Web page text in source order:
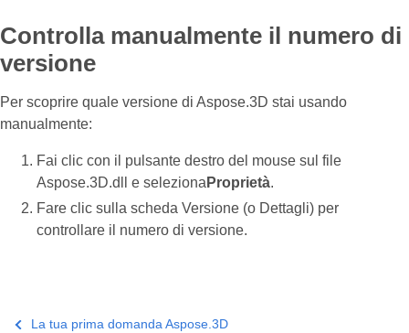
Controlla manualmente il numero di
versione
Per scoprire quale versione di Aspose.3D stai usando
manualmente:
Fai clic con il pulsante destro del mouse sul file
Aspose.3D.dll e seleziona Proprietà.
Fare clic sulla scheda Versione (o Dettagli) per
controllare il numero di versione.
La tua prima domanda Aspose.3D